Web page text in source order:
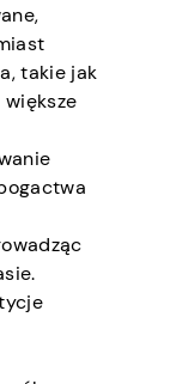
takie jak